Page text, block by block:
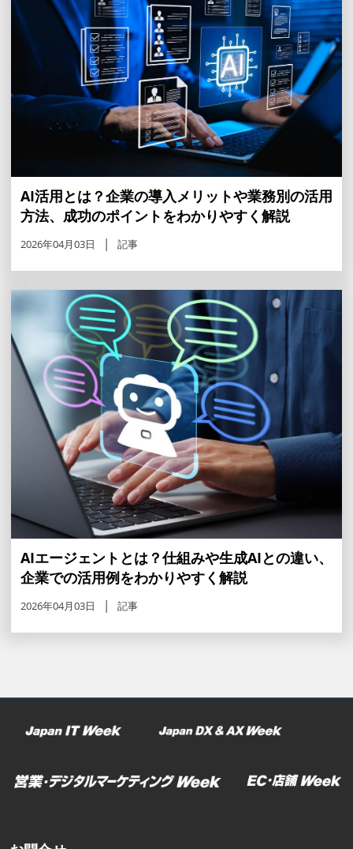
AI活用とは？企業の導入メリットや業務別の活用
方法、成功のポイントをわかりやすく解説
2026年04月03日 記事
AIエージェントとは？仕組みや生成AIとの違い、
企業での活用例をわかりやすく解説
2026年04月03日 記事